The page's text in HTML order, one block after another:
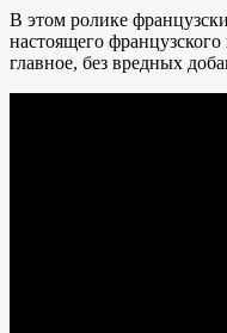
В этом ролике
настоящего
главное, без вредных